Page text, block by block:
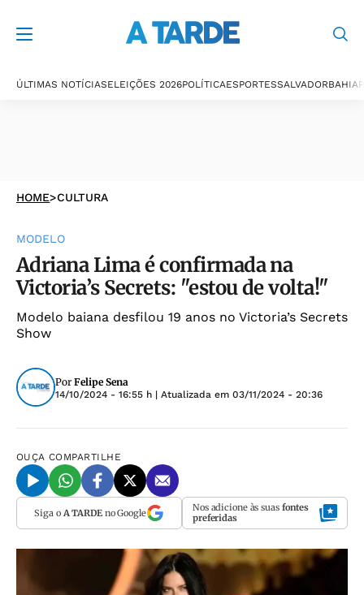
ÚLTIMAS NOTÍCIASELEIÇÕES 2026POLÍTICAESPORTESSALVADORBAHIA
HOME>CULTURA
MODELO
Adriana Lima é confirmada na
Victoria’s Secrets: "estou de volta!"
Modelo baiana desfilou 19 anos no Victoria’s Secrets
Show
Por Felipe Sena
14/10/2024 - 16:55 h | Atualizada em 03/11/2024 - 20:36
OUÇA COMPARTILHE
Siga o A TARDEno Google Nos adicione às suas fontes
preferidas